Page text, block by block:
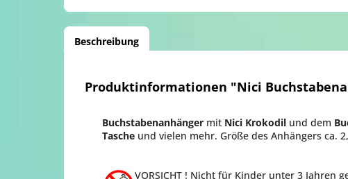
Beschreibung
Produktinformationen "Nici
Buchstabenanhänger mit Nici Krokodil und dem
Tasche und vielen mehr. Größe des Anhängers ca.
VORSICHT ! Nicht für Kinder unter 3 Jahren